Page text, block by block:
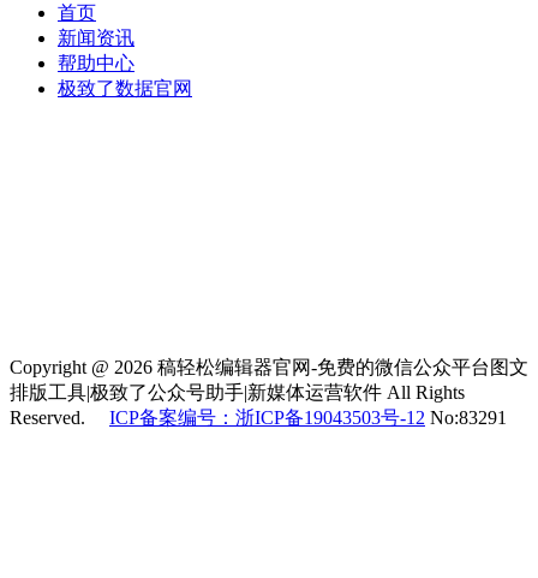
首页
新闻资讯
帮助中心
极致了数据官网
Copyright @ 2026 稿轻松编辑器官网-免费的微信公众平台图文
排版工具|极致了公众号助手|新媒体运营软件 All Rights
Reserved. ICP备案编号：浙ICP备19043503号-12 No:83291